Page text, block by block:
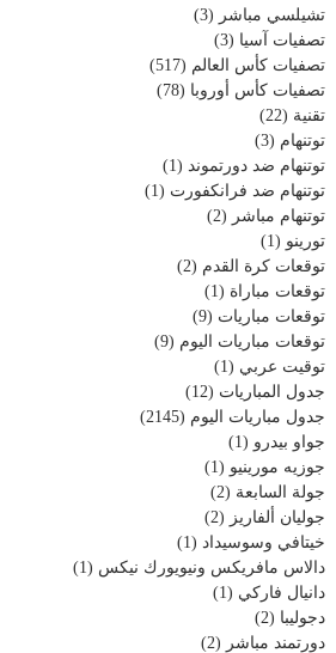
تشيلسي مباشر (3)
تصفيات آسيا (3)
تصفيات كأس العالم (517)
تصفيات كأس أوروبا (78)
تقنية (22)
توتنهام (3)
توتنهام ضد دورتموند (1)
توتنهام ضد فرانكفورت (1)
توتنهام مباشر (2)
تورينو (1)
توقعات كرة القدم (2)
توقعات مباراة (1)
توقعات مباريات (9)
توقعات مباريات اليوم (9)
توقيت عربي (1)
جدول المباريات (12)
جدول مباريات اليوم (2145)
جواو بيدرو (1)
جوزيه مورينيو (1)
جولة السابعة (2)
جوليان ألفاريز (2)
خيتافي وسوسيداد (1)
دالاس مافريكس ونيويورك نيكس (1)
دانيال فاركي (1)
دجوليبا (2)
دورتمند مباشر (2)